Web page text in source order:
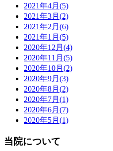
2021年4月 (5)
2021年3月 (2)
2021年2月 (6)
2021年1月 (5)
2020年12月 (4)
2020年11月 (5)
2020年10月 (2)
2020年9月 (3)
2020年8月 (2)
2020年7月 (1)
2020年6月 (7)
2020年5月 (1)
当院について